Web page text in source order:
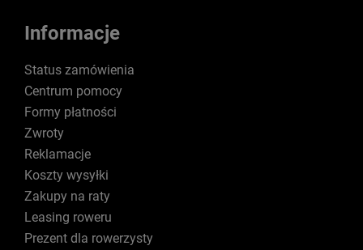
Informacje
Status zamówienia
Centrum pomocy
Formy płatności
Zwroty
Reklamacje
Koszty wysyłki
Zakupy na raty
Leasing roweru
Prezent dla rowerzysty